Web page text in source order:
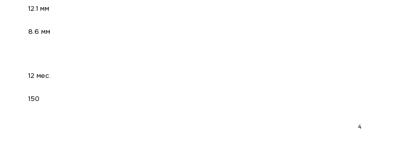
12.1 мм
8.6 мм
12 мес.
150
4